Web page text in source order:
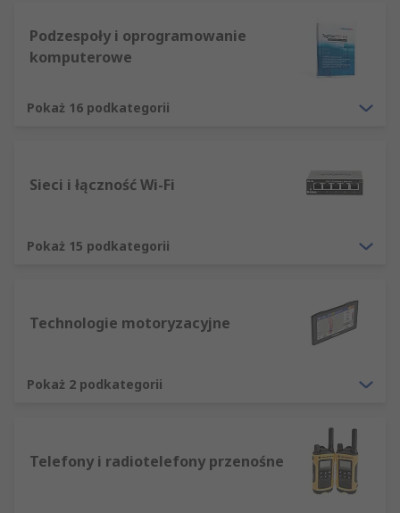
Podzespoły i oprogramowanie
komputerowe
Pokaż 16 podkategorii
Sieci i łączność Wi-Fi
Pokaż 15 podkategorii
Technologie motoryzacyjne
Pokaż 2 podkategorii
Telefony i radiotelefony przenośne